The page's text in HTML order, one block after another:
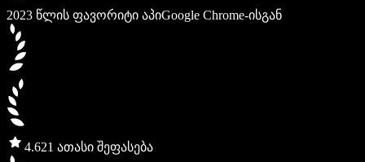
2023 წლის ფავორიტი აპიGoogle Chrome-ისგან
4.621 ათასი შეფასება